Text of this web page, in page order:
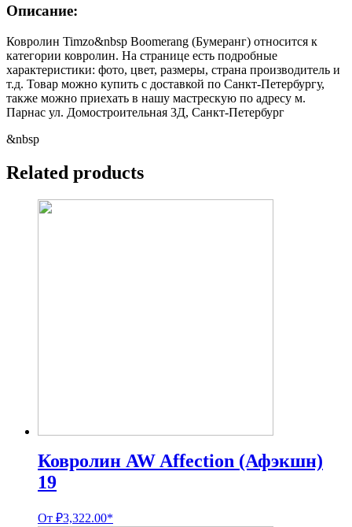
Описание:
Ковролин Timzo&nbsp Boomerang (Бумеранг) относится к
категории ковролин. На странице есть подробные
характеристики: фото, цвет, размеры, страна производитель и
т.д. Товар можно купить с доставкой по Санкт-Петербургу,
также можно приехать в нашу мастрескую по адресу м.
Парнас ул. Домостроительная 3Д, Санкт-Петербург
&nbsp
Related products
Ковролин AW Affection (Афэкшн)
19
От ₽3,322.00*